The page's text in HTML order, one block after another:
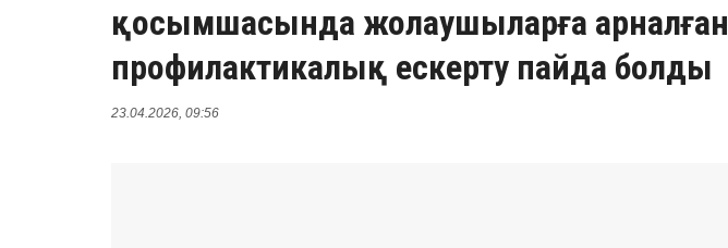
қосымшасында жолаушыларға арналған
профилактикалық ескерту пайда болды
23.04.2026, 09:56